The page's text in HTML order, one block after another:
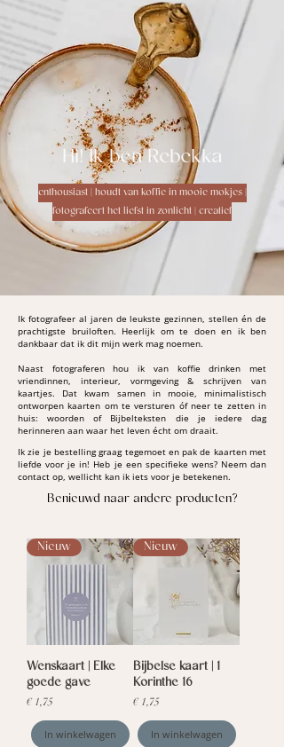
Hi! Ik ben Rebekka
enthousiast | houdt van koffie in mooie mokjes |
fotografeert het liefst in zonlicht | creatief
Ik fotografeer al jaren de leukste gezinnen, stellen én de
prachtigste bruiloften. Heerlijk om te doen en ik ben
dankbaar dat ik dit mijn werk mag noemen.
Naast fotograferen hou ik van koffie drinken met
vriendinnen, interieur, vormgeving & schrijven van
kaartjes. Dat kwam samen in mooie, minimalistisch
ontworpen kaarten om te versturen óf neer te zetten in
huis: woorden of Bijbelteksten die je iedere dag
herinneren aan waar het leven écht om draait.
Ik zie je bestelling graag tegemoet en pak de kaarten met
liefde voor je in! Heb je een specifieke wens? Neem dan
contact op, wellicht kan ik iets voor je betekenen.
Benieuwd naar andere producten?
Nieuw
Wenskaart | Elke
goede gave
Prijs
€ 1,75
In winkelwagen
Nieuw
Bijbelse kaart | 1
Korinthe 16
Prijs
€ 1,75
In winkelwagen